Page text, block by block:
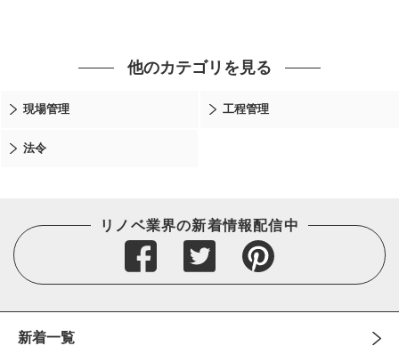
他のカテゴリを見る
現場管理 工程管理
法令
リノベ業界の新着情報配信中
新着一覧